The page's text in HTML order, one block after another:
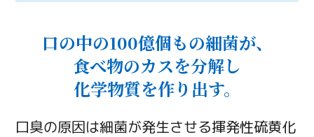
口の中の100億個もの細菌が、
食べ物のカスを分解し
化学物質を作り出す。
口臭の原因は細菌が発生させる揮発性硫黄化